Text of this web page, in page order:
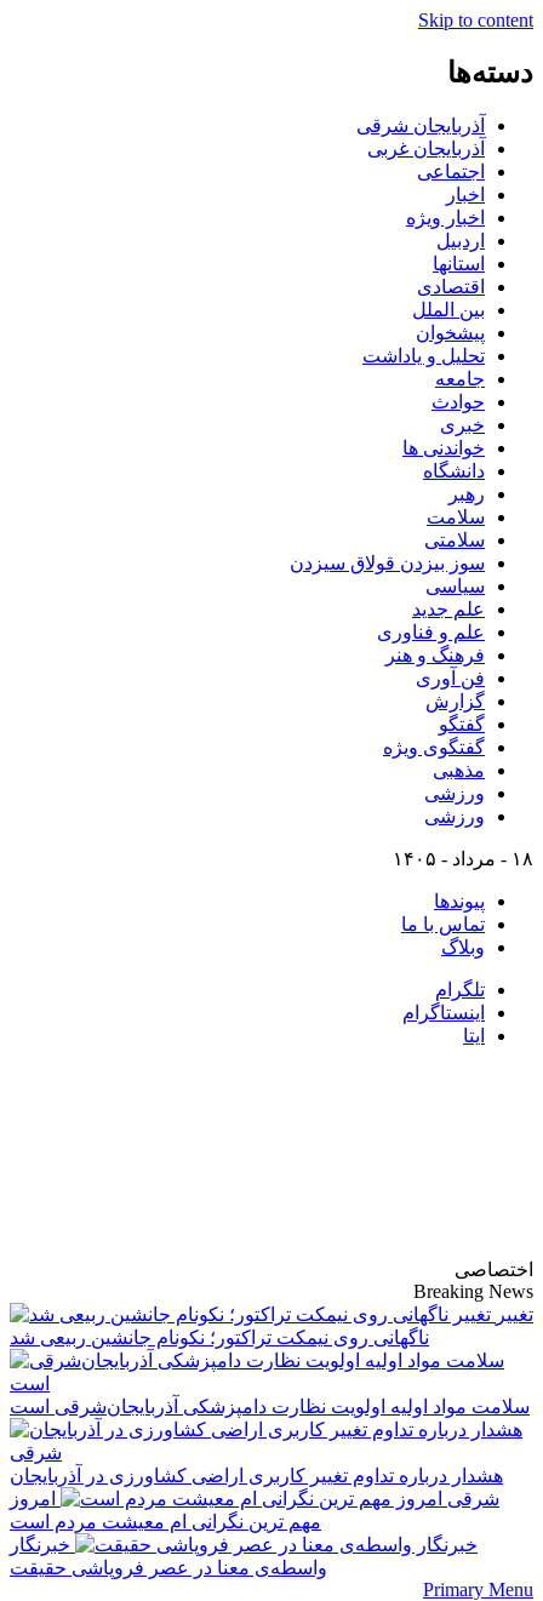
Skip to content
دسته‌ها
آذربایجان شرقی
آذربایجان غربی
اجتماعی
اخبار
اخبار ویژه
اردبیل
استانها
اقتصادی
بین الملل
پیشخوان
تحلیل و یاداشت
جامعه
حوادث
خبری
خواندنی ها
دانشگاه
رهبر
سلامت
سلامتی
سوز بیزدن قولاق سیزدن
سیاسی
علم جدید
علم و فناوری
فرهنگ و هنر
فن آوری
گزارش
گفتگو
گفتگوی ویژه
مذهبی
ورزشی
ورزشی
۱۸ - مرداد - ۱۴۰۵
پیوندها
تماس با ما
وبلاگ
تلگرام
اینستاگرام
ایتا
اختصاصی
Breaking News
تغییر
ناگهانی روی نیمکت تراکتور؛ نکونام جانشین ربیعی شد
سلامت مواد اولیه اولویت نظارت دامپزشکی آذربایجان‌شرقی است
هشدار درباره تداوم تغییر کاربری اراضی کشاورزی در آذربایجان
شرقی
امروز
مهم‌ ترین نگرانی‌ ام معیشت مردم است
خبرنگار
واسطه‌ی معنا در عصر فروپاشی حقیقت
Primary Menu